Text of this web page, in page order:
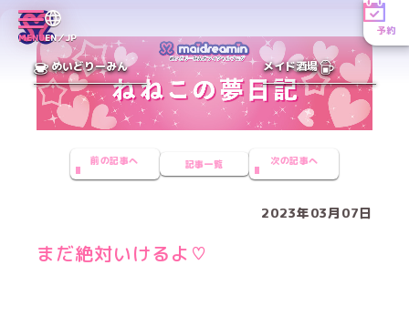
MENUEN／JP
予約
めいどりーみん メイド酒場
前の記事へ 記事一覧 次の記事へ
2023年03月07日
まだ絶対いけるよ♡